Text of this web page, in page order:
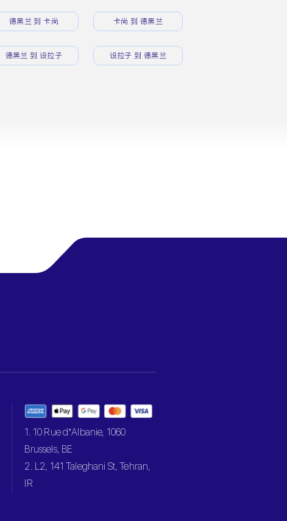
德黑兰 到 卡尚 卡尚 到 德黑兰
德黑兰 到 设拉子 设拉子 到 德黑兰
1. 10 Rue d’Albanie, 1060
Brussels, BE
2. L2, 141 Taleghani St, Tehran,
IR